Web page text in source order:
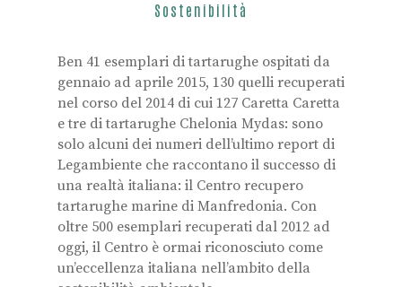
Sostenibilità
Ben 41 esemplari di tartarughe ospitati da
gennaio ad aprile 2015, 130 quelli recuperati
nel corso del 2014 di cui 127 Caretta Caretta
e tre di tartarughe Chelonia Mydas: sono
solo alcuni dei numeri dell’ultimo report di
Legambiente che raccontano il successo di
una realtà italiana: il Centro recupero
tartarughe marine di Manfredonia. Con
oltre 500 esemplari recuperati dal 2012 ad
oggi, il Centro è ormai riconosciuto come
un’eccellenza italiana nell’ambito della